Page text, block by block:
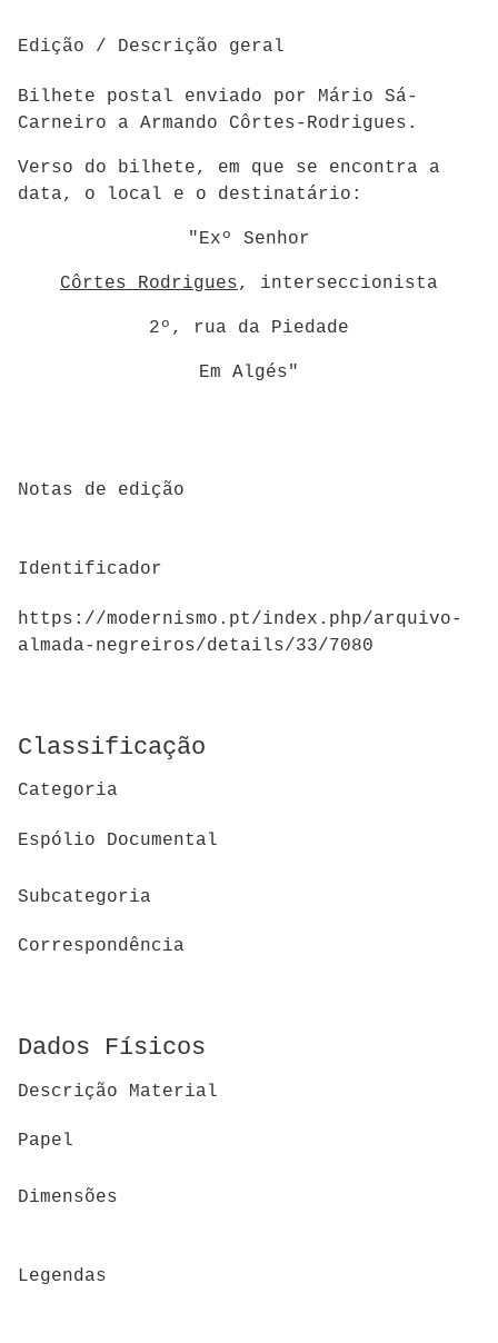
Edição / Descrição geral
Bilhete postal enviado por Mário Sá-
Carneiro a Armando Côrtes-Rodrigues.
Verso do bilhete, em que se encontra a
data, o local e o destinatário:
"Exº Senhor
Côrtes Rodrigues, interseccionista
2º, rua da Piedade
Em Algés"
Notas de edição
Identificador
https://modernismo.pt/index.php/arquivo-
almada-negreiros/details/33/7080
Classificação
Categoria
Espólio Documental
Subcategoria
Correspondência
Dados Físicos
Descrição Material
Papel
Dimensões
Legendas